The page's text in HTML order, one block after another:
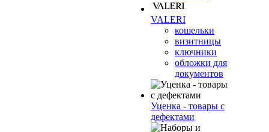
VALERI
кошельки
визитницы
ключники
обложки для
документов
Уценка - товары с
дефектами